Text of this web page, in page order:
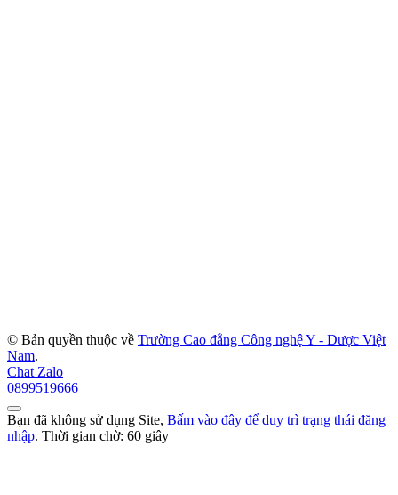
© Bản quyền thuộc về Trường Cao đẳng Công nghệ Y - Dược Việt
Nam.
Chat Zalo
0899519666
Bạn đã không sử dụng Site, Bấm vào đây để duy trì trạng thái đăng
nhập. Thời gian chờ: 60 giây